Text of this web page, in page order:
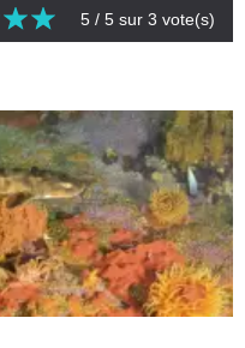
5 / 5 sur 3 vote(s)